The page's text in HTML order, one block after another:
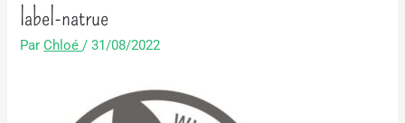
label-natrue
ParChloé/31/08/2022